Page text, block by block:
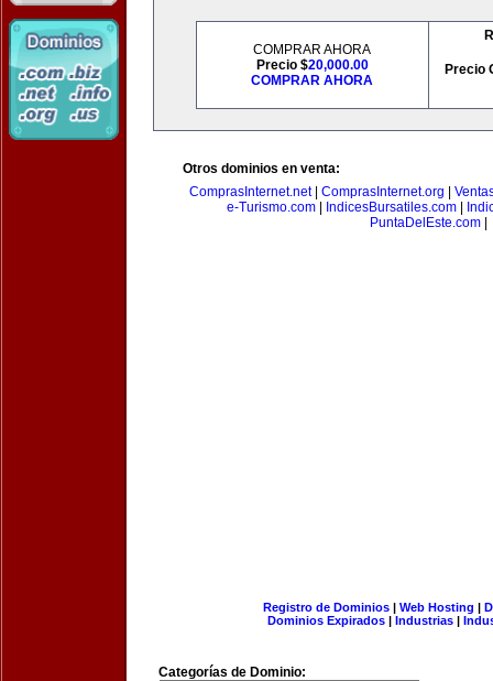
COMPRAR AHORA
Precio $20,000.00
COMPRAR AHORA
Precio
Otros dominios en venta:
ComprasInternet.net| ComprasInternet.org
e-Turismo.com| IndicesBursatiles.com|
PuntaDelEste.com|
Registro de Dominios| Web Hosting |
Dominios Expirados | Industrias |
Categorías de Dominio: